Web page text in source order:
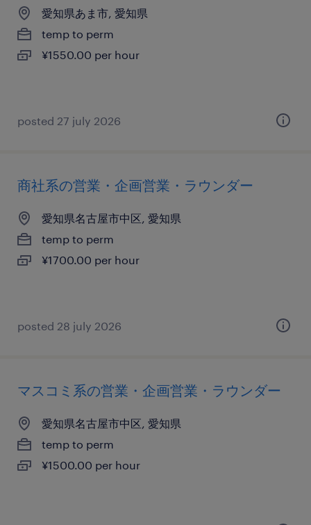
愛知県あま市, 愛知県
temp to perm
¥1550.00 per hour
posted 27 july 2026
商社系の営業・企画営業・ラウンダー
愛知県名古屋市中区, 愛知県
temp to perm
¥1700.00 per hour
posted 28 july 2026
マスコミ系の営業・企画営業・ラウンダー
愛知県名古屋市中区, 愛知県
temp to perm
¥1500.00 per hour